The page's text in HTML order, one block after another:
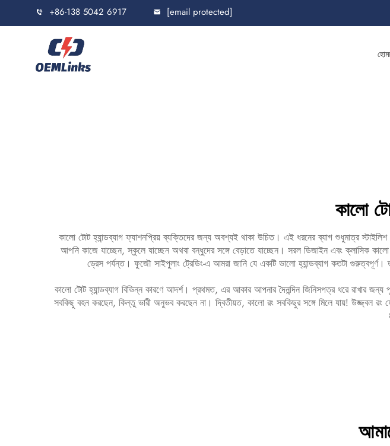
+86-138 5042 6917 [email protected]
কালো
কালো টোট হ্যান্ডব্যাগ ফ্যাশনপ্রিয় ব্যক্তিদের জন্য অবশ্যই থাকা উচিত। এই ধরনের ব্যাগ শুধুমাত্র
আপনি কাজে যাচ্ছেন, স্কুলে যাচ্ছেন অথবা বন্ধুদের সঙ্গে বেড়াতে যাচ্ছেন। সরল ডিজাইন এবং ক্লাসিক
ড্রেস পর্যন্ত। ফুজৌ সাইপুলাং ট্রেডিং-এ আমরা জানি যে একটি ভালো হ্যান্ডব্যাগ কতটা
কালো টোট হ্যান্ডব্যাগ বিভিন্ন কারণে আদর্শ। প্রথমত, এর আকার আপনার দৈনন্দিন জিনিসপত্র ধরে
সবকিছু বহন করছেন, কিন্তু ভারী অনুভব করছেন না। দ্বিতীয়ত, কালো রং সবকিছুর সঙ্গে মিলে যায়! উজ্জ্বল